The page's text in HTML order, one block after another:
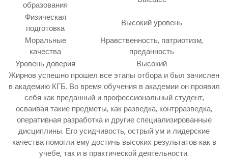
образования
Физическая
подготовка
Высокий уровень
Моральные
качества
Нравственность, патриотизм,
преданность
Уровень доверия
Высокий
Жирнов успешно прошел все этапы отбора и был зачислен
в академию КГБ. Во время обучения в академии он проявил
себя как преданный и профессиональный студент,
осваивая такие предметы, как разведка, контрразведка,
оперативная разработка и другие специализированные
дисциплины. Его усидчивость, острый ум и лидерские
качества помогли ему достичь высоких результатов как в
учебе, так и в практической деятельности.